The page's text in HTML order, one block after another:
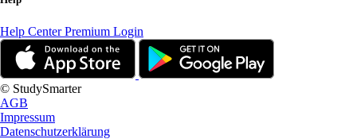
Help CenterPremium Login
© StudySmarter
AGB
Impressum
Datenschutzerklärung